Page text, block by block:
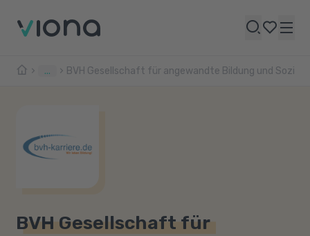
... BVH Gesellschaft für angewandte Bildung und
BVH Gesellschaft für